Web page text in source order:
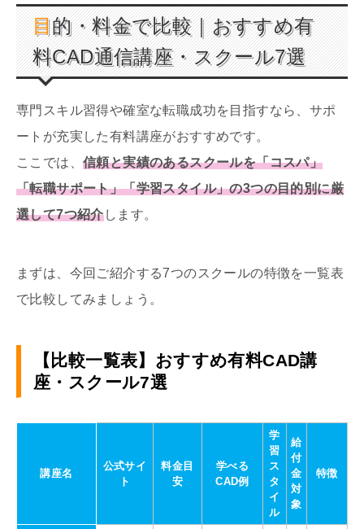
目的・料金で比較｜おすすめ有
料CAD通信講座・スクール7選
専門スキル習得や確室な転職成功を目指すなら、サポ
ートが充実した有料講座がおすすめです。
ここでは、 信頼と実績のあるスクールを「コスパ」
「転職サポート」「学習スタイル」の3つの目的別に厳
選して7つ紹介します。
まずは、今回ご紹介する7つのスクールの特徴を一覧表
で比較してみましょう。
【比較一覧表】おすすめ有料CAD講
座・スクール7選
講座名
公式サイ
ト
料金目
安
学べる
CAD例
学
習
ス
タ
イ
ル
給
付
金
対
象
特徴